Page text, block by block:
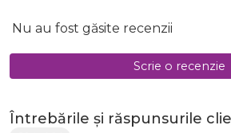
Nu au fost găsite recenzii
Scrie o recenzie
Întrebările și răspunsurile